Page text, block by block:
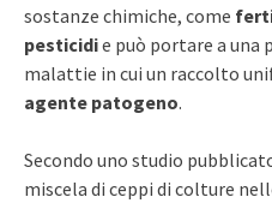
sostanze chimiche, come
pesticidie può portare a una
malattie in cui un raccolto
agente patogeno.
Secondo uno studio
miscela di ceppi di colture